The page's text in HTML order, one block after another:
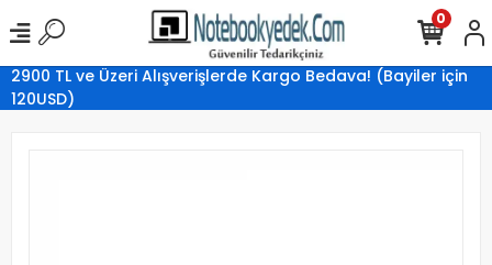
2900 TL ve Üzeri Alışverişlerde Kargo Bedava! (Bayiler için
120USD)
0